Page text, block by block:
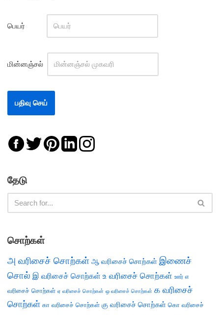
பெயர்
மின்னஞ்சல்
தேடு
சொற்கள்
அ வரிசைச் சொற்கள் ஆ வரிசைச் சொற்கள் இணைச்
சொல் இ வரிசைச் சொற்கள் உ வரிசைச் சொற்கள் ஊர் எ
வரிசைச் சொற்கள் ஏ வரிசைச் சொற்கள் ஒ வரிசைச் சொற்கள் க வரிசைச்
சொற்கள் கா வரிசைச் சொற்கள் கு வரிசைச் சொற்கள் கொ வரிசைச்